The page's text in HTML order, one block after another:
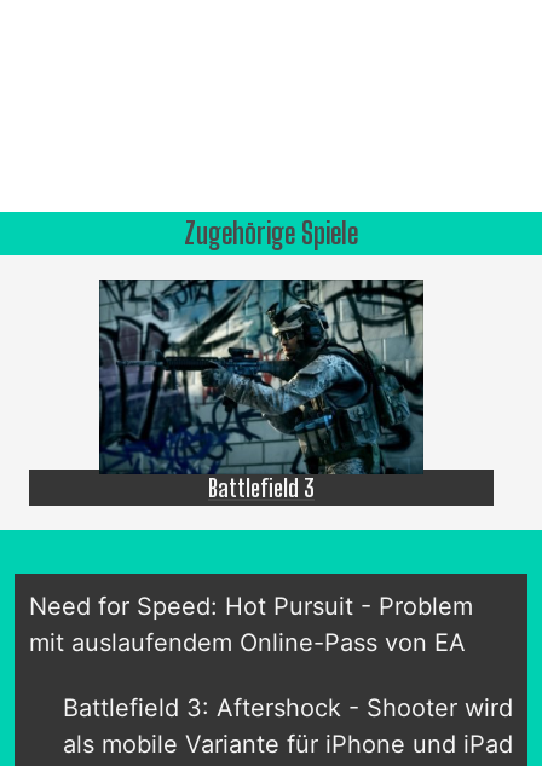
Zugehörige Spiele
Battlefield 3
Need for Speed: Hot Pursuit - Problem
mit auslaufendem Online-Pass von EA
Battlefield 3: Aftershock - Shooter wird
als mobile Variante für iPhone und iPad